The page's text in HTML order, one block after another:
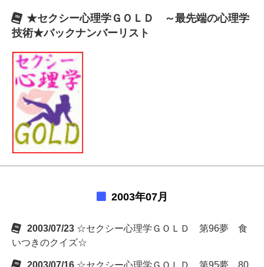
★セクシー心理学ＧＯＬＤ ～最先端の心理学
技術★バックナンバーリスト
2003年07月
2003/07/23 ☆セクシー心理学ＧＯＬＤ 第96夢 食
いつきのクイズ☆
2003/07/16 ☆セクシー心理学ＧＯＬＤ 第95夢 80